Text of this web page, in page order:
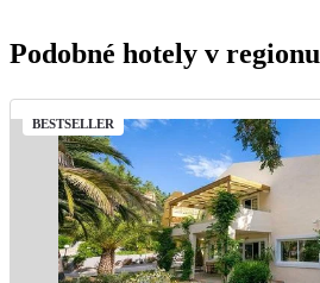
Podobné hotely v regionu
BESTSELLER